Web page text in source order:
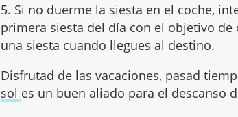
5. Si no duerme la siesta en el coche,
primera siesta del día con el objetivo
una siesta cuando llegues al destino.
Disfrutad de las vacaciones, pasad
sol es un buen aliado para el descanso